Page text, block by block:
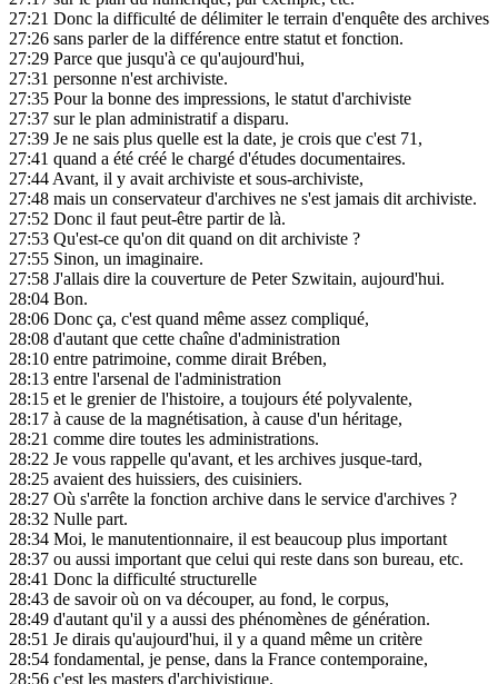
27:21 Donc la difficulté de délimiter le terrain d'enquête des archives
27:26 sans parler de la différence entre statut et fonction.
27:29 Parce que jusqu'à ce qu'aujourd'hui,
27:31 personne n'est archiviste.
27:35 Pour la bonne des impressions, le statut d'archiviste
27:37 sur le plan administratif a disparu.
27:39 Je ne sais plus quelle est la date, je crois que c'est 71,
27:41 quand a été créé le chargé d'études documentaires.
27:44Avant, il y avait archiviste et sous-archiviste,
27:48 mais un conservateur d'archives ne s'est jamais dit archiviste.
27:52 Donc il faut peut-être partir de là.
27:53 Qu'est-ce qu'on dit quand on dit archiviste ?
27:55 Sinon, un imaginaire.
27:58 J'allais dire la couverture de Peter Szwitain, aujourd'hui.
28:04 Bon.
28:06 Donc ça, c'est quand même assez compliqué,
28:08 d'autant que cette chaîne d'administration
28:10 entre patrimoine, comme dirait Brében,
28:13 entre l'arsenal de l'administration
28:15 et le grenier de l'histoire, a toujours été polyvalente,
28:17 à cause de la magnétisation, à cause d'un héritage,
28:21 comme dire toutes les administrations.
28:22 Je vous rappelle qu'avant, et les archives jusque-tard,
28:25 avaient des huissiers, des cuisiniers.
28:27 Où s'arrête la fonction archive dans le service d'archives ?
28:32 Nulle part.
28:34 Moi, le manutentionnaire, il est beaucoup plus important
28:37 ou aussi important que celui qui reste dans son bureau, etc.
28:41 Donc la difficulté structurelle
28:43 de savoir où on va découper, au fond, le corpus,
28:49 d'autant qu'il y a aussi des phénomènes de génération.
28:51 Je dirais qu'aujourd'hui, il y a quand même un critère
28:54 fondamental, je pense, dans la France contemporaine,
28:56 c'est les masters d'archivistique.